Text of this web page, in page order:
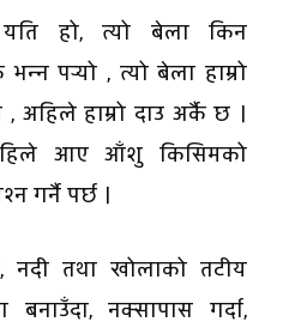
हो, त्यो बेला किन
पर्‍यो , त्यो बेला हाम्रो
अहिले हाम्रो दाउ अर्कै छ ।
आए आँशु किसिमको
गर्नै पर्छ ।
नदी तथा खोलाको तटीय
बनाउँदा, नक्सापास गर्दा,